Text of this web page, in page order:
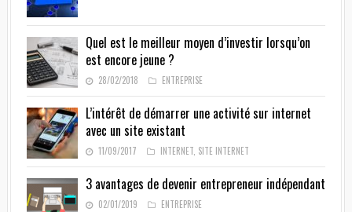
Quel est le meilleur moyen d’investir lorsqu’on
est encore jeune ?
28/02/2018 ENTREPRISE
L’intérêt de démarrer une activité sur internet
avec un site existant
11/09/2017 INTERNET, SITE INTERNET
3 avantages de devenir entrepreneur indépendant
02/01/2019 ENTREPRISE